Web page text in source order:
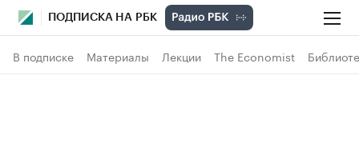
ПОДПИСКА НА РБК
В подписке Материалы Лекции The Economist